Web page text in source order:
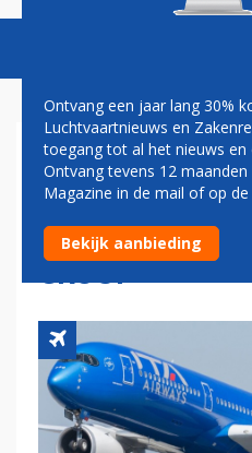
ITA AIRWAYS
GROTER
OPNAME IN
GROUP
Ontvang een jaar lang 30%
Luchtvaartnieuws en
toegang tot al het nieuws en
Ontvang tevens 12
Magazine in de mail of op
Bekijk aanbieding